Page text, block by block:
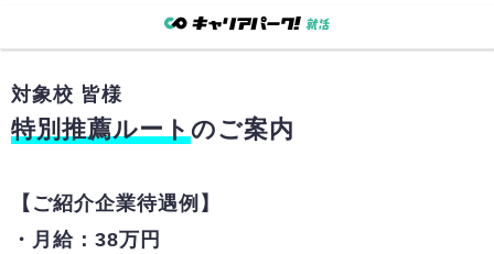
対象校 皆様
特別推薦ルート のご案内
【ご紹介企業待遇例】
・月給：38万円